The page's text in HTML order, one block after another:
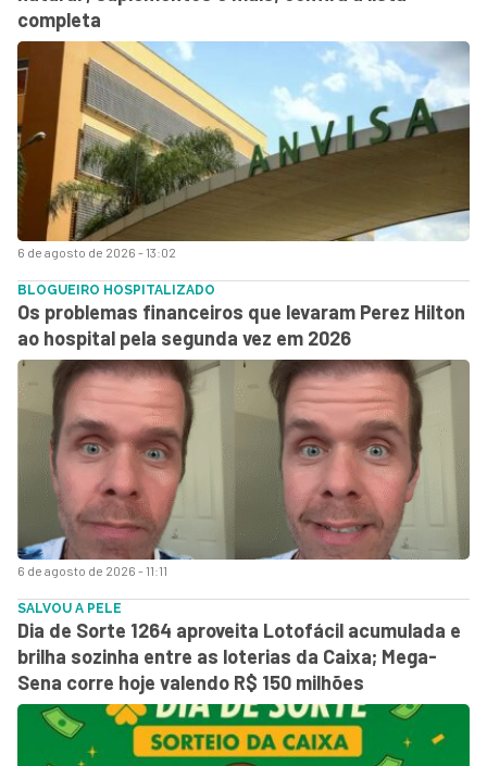
6 de agosto de 2026 - 13:02
completa
6 de agosto de 2026 - 11:11
BLOGUEIRO HOSPITALIZADO
Os problemas financeiros que levaram Perez Hilton
ao hospital pela segunda vez em 2026
SALVOU A PELE
Dia de Sorte 1264 aproveita Lotofácil acumulada e
brilha sozinha entre as loterias da Caixa; Mega-
Sena corre hoje valendo R$ 150 milhões